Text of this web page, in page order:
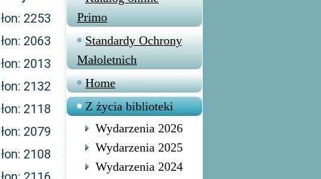
2253
2063
2013
2132
2118
2079
2108
Primo
Standardy Ochrony
Małoletnich
Home
Z życia biblioteki
Wydarzenia 2026
Wydarzenia 2025
Wydarzenia 2024